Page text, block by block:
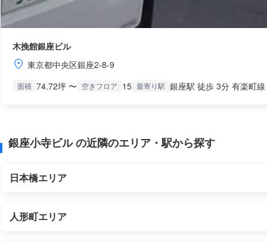
木挽館銀座ビル
東京都中央区銀座2-8-9
面積 74.72坪 〜 空きフロア 15 最寄り駅 銀座駅 徒歩 3分 有楽町
銀座小寺ビル の近隣のエリア・駅から探す
日本橋エリア
人形町エリア